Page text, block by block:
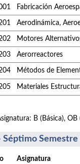
Fabricación
Aerodinámica,
Motores
Aerorreactores
Métodos de
Materiales
B (Básica),
Semestre
Asignatura